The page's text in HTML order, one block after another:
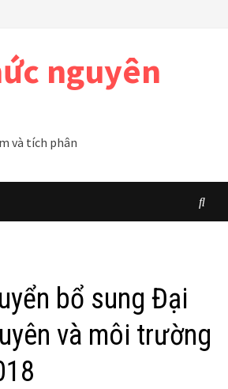
nguyên
và tích phân
bổ sung Đại
và môi trường